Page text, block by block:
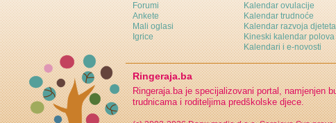
Forumi
Ankete
Mali oglasi
Igrice
Kalendar ovulacije
Kalendar trudnoće
Kalendar razvoja djeteta
Kineski kalendar polova
Kalendari i e-novosti
Ringeraja.ba
Ringeraja.ba je specijalizovani portal, namjenjen
trudnicama i roditeljima predškolske djece.